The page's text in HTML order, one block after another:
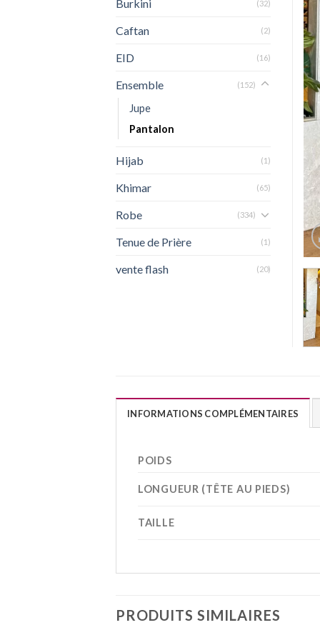
Burkini (32)
Caftan (2)
EID (16)
Ensemble (152)
Jupe
Pantalon
Hijab (1)
Khimar (65)
Robe (334)
Tenue de Prière (1)
vente flash (20)
INFORMATIONS COMPLÉMENTAIRES
POIDS
LONGUEUR (TÊTE AU PIEDS)
TAILLE
PRODUITS SIMILAIRES